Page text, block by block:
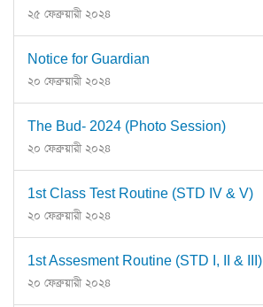
২৫ ফেব্রুয়ারী ২০২৪
Notice for Guardian
২০ ফেব্রুয়ারী ২০২৪
The Bud- 2024 (Photo Session)
২০ ফেব্রুয়ারী ২০২৪
1st Class Test Routine (STD IV & V)
২০ ফেব্রুয়ারী ২০২৪
1st Assesment Routine (STD I, II & III)
২০ ফেব্রুয়ারী ২০২৪